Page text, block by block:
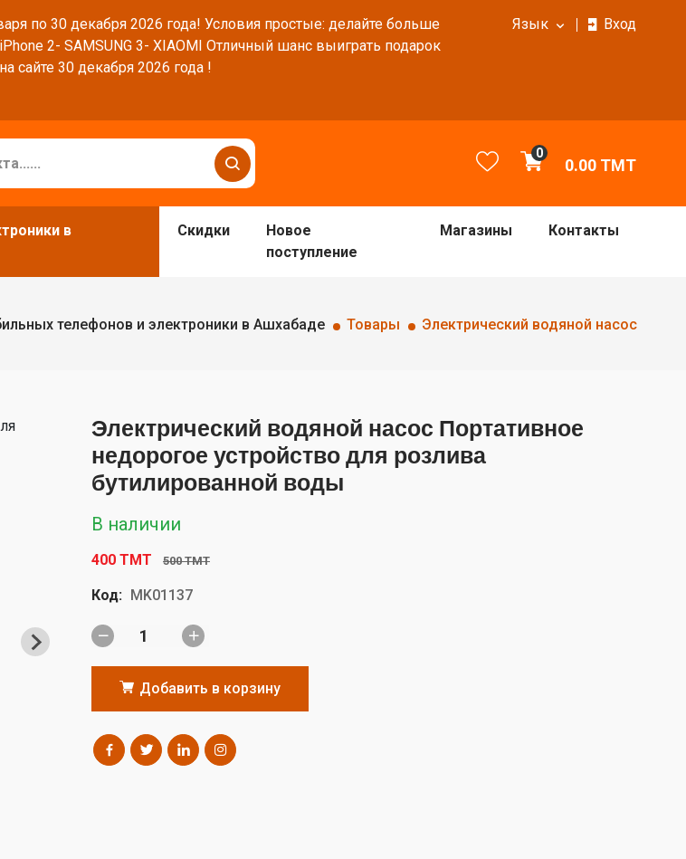
по 30 декабря 2026 года! Условия простые: делайте больше
2- SAMSUNG 3- XIAOMI Отличный шанс выиграть подарок
сайте 30 декабря 2026 года !
Язык Вход
0
0.00 TMT
в
Скидки
Новое
поступление
Магазины Контакты
телефонов и электроники в Ашхабаде Товары Электрический водяной насос
Электрический водяной насос Портативное
недорогое устройство для розлива
бутилированной воды
В наличии
400 TMT 500 TMT
Код: MK01137
Добавить в корзину